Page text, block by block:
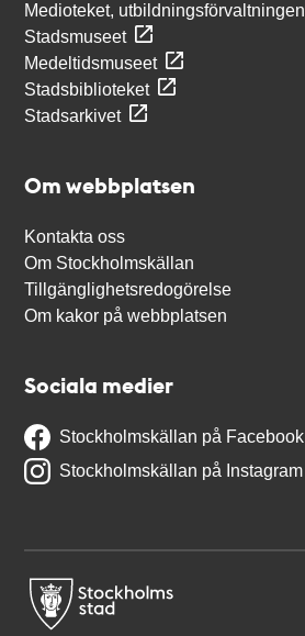
Medioteket, utbildningsförvaltningen
Stadsmuseet
Medeltidsmuseet
Stadsbiblioteket
Stadsarkivet
Om webbplatsen
Kontakta oss
Om Stockholmskällan
Tillgänglighetsredogörelse
Om kakor på webbplatsen
Sociala medier
Stockholmskällan på Facebook
Stockholmskällan på Instagram